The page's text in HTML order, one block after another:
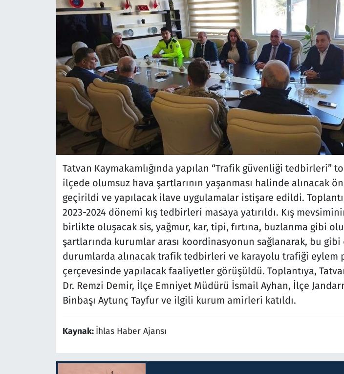
Tatvan Kaymakamlığında yapılan “Trafik güvenliği tedbirleri”
ilçede olumsuz hava şartlarının yaşanması halinde alınacak
geçirildi ve yapılacak ilave uygulamalar istişare edildi.
2023-2024 dönemi kış tedbirleri masaya yatırıldı. Kış
birlikte oluşacak sis, yağmur, kar, tipi, fırtına, buzlanma gibi
şartlarında kurumlar arası koordinasyonun sağlanarak, bu gibi
durumlarda alınacak trafik tedbirleri ve karayolu trafiği eylem
çerçevesinde yapılacak faaliyetler görüşüldü. Toplantıya,
Dr. Remzi Demir, İlçe Emniyet Müdürü İsmail Ayhan, İlçe
Binbaşı Aytunç Tayfur ve ilgili kurum amirleri katıldı.
Kaynak: İhlas Haber Ajansı